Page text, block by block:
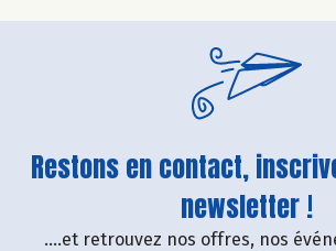
Restons en contact,
newsletter !
....et retrouvez nos offres, nos